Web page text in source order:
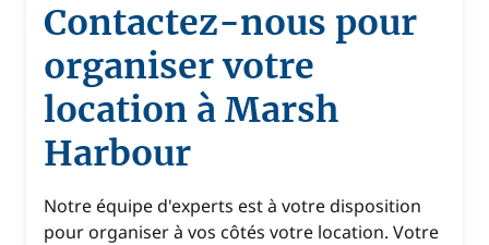
Contactez-nous pour
organiser votre
location à Marsh
Harbour
Notre équipe d'experts est à votre disposition
pour organiser à vos côtés votre location. Votre